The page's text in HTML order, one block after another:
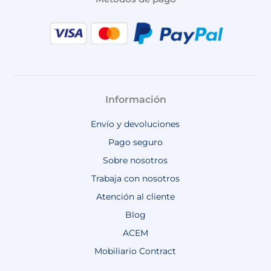
Información
Envío y devoluciones
Pago seguro
Sobre nosotros
Trabaja con nosotros
Atención al cliente
Blog
ACEM
Mobiliario Contract